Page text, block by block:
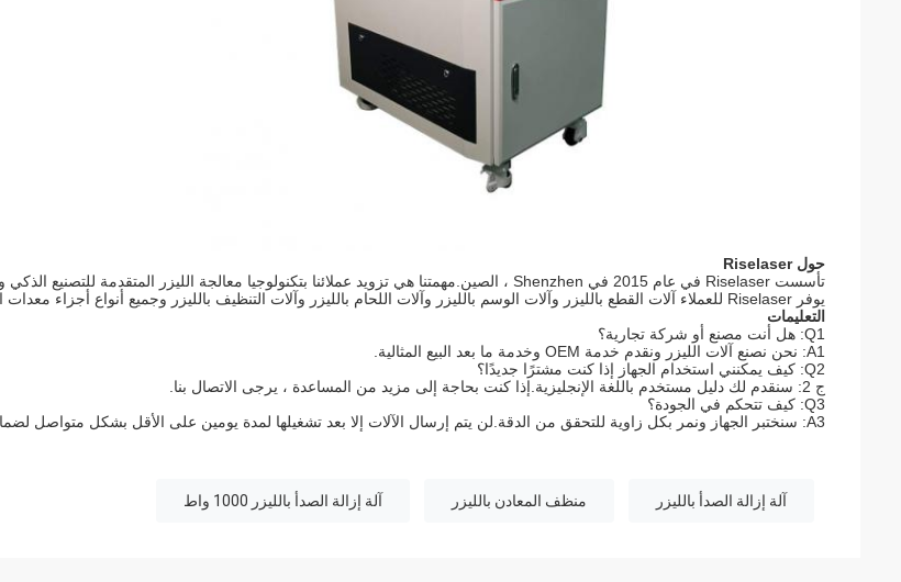
حول Riselaser
تأسست Riselaser في عام 2015 في Shenzhen ، الصين.مهمتنا هي تزويد عملائنا بتكنولوجيا معالجة الليزر المتقدمة للتصنيع الذكي والفعال.
يوفر Riselaser للعملاء آلات القطع بالليزر وآلات الوسم بالليزر وآلات اللحام بالليزر وآلات التنظيف بالليزر وجميع أنواع أجزاء معدات الليزر.
التعليمات
Q1: هل أنت مصنع أو شركة تجارية؟
A1: نحن نصنع آلات الليزر ونقدم خدمة OEM وخدمة ما بعد البيع المثالية.
Q2: كيف يمكنني استخدام الجهاز إذا كنت مشترًا جديدًا؟
ج 2: سنقدم لك دليل مستخدم باللغة الإنجليزية.إذا كنت بحاجة إلى مزيد من المساعدة ، يرجى الاتصال بنا.
Q3: كيف تتحكم في الجودة؟
A3: سنختبر الجهاز ونمر بكل زاوية للتحقق من الدقة.لن يتم إرسال الآلات إلا بعد تشغيلها لمدة يومين على الأقل بشكل متواصل لضمان الجودة.
آلة إزالة الصدأ بالليزر منظف المعادن بالليزر آلة إزالة الصدأ بالليزر 1000 واط